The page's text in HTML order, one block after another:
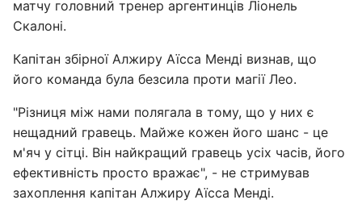
матчу головний тренер аргентинців Ліонель
Скалоні.
Капітан збірної Алжиру Аїсса Менді визнав, що
його команда була безсила проти магії Лео.
"Різниця між нами полягала в тому, що у них є
нещадний гравець. Майже кожен його шанс - це
м'яч у сітці. Він найкращий гравець усіх часів, його
ефективність просто вражає", - не стримував
захоплення капітан Алжиру Аїсса Менді.